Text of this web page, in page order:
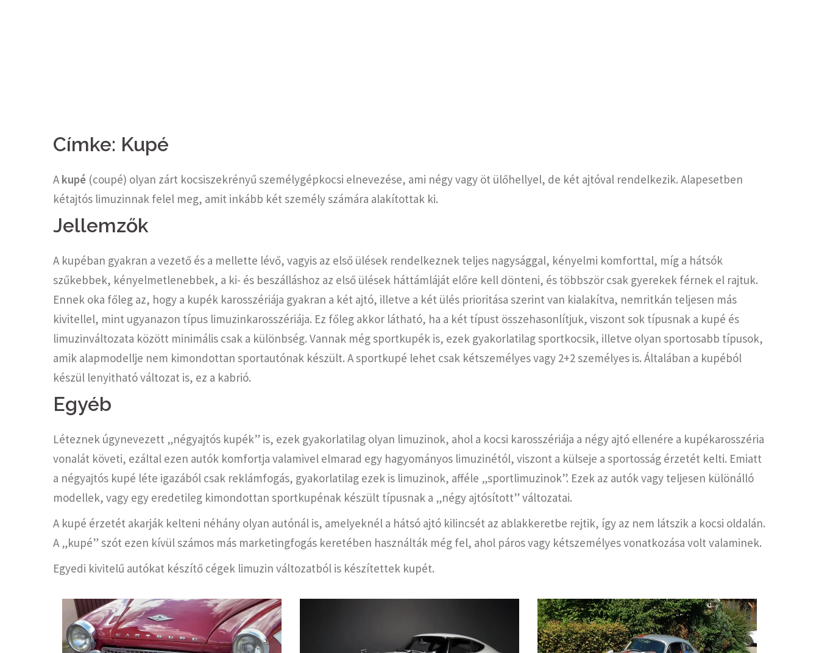
Címke: Kupé
A kupé (coupé) olyan zárt kocsiszekrényű személygépkocsi elnevezése, ami négy vagy öt ülőhellyel, de két ajtóval rendelkezik. Alapesetben
kétajtós limuzinnak felel meg, amit inkább két személy számára alakítottak ki.
Jellemzők
A kupéban gyakran a vezető és a mellette lévő, vagyis az első ülések rendelkeznek teljes nagysággal, kényelmi komforttal, míg a hátsók
szűkebbek, kényelmetlenebbek, a ki- és beszálláshoz az első ülések háttámláját előre kell dönteni, és többször csak gyerekek férnek el rajtuk.
Ennek oka főleg az, hogy a kupék karosszériája gyakran a két ajtó, illetve a két ülés prioritása szerint van kialakítva, nemritkán teljesen más
kivitellel, mint ugyanazon típus limuzinkarosszériája. Ez főleg akkor látható, ha a két típust összehasonlítjuk, viszont sok típusnak a kupé és
limuzinváltozata között minimális csak a különbség. Vannak még sportkupék is, ezek gyakorlatilag sportkocsik, illetve olyan sportosabb típusok,
amik alapmodellje nem kimondottan sportautónak készült. A sportkupé lehet csak kétszemélyes vagy 2+2 személyes is. Általában a kupéból
készül lenyitható változat is, ez a kabrió.
Egyéb
Léteznek úgynevezett „négyajtós kupék” is, ezek gyakorlatilag olyan limuzinok, ahol a kocsi karosszériája a négy ajtó ellenére a kupékarosszéria
vonalát követi, ezáltal ezen autók komfortja valamivel elmarad egy hagyományos limuzinétól, viszont a külseje a sportosság érzetét kelti. Emiatt
a négyajtós kupé léte igazából csak reklámfogás, gyakorlatilag ezek is limuzinok, afféle „sportlimuzinok”. Ezek az autók vagy teljesen különálló
modellek, vagy egy eredetileg kimondottan sportkupénak készült típusnak a „négy ajtósított” változatai.
A kupé érzetét akarják kelteni néhány olyan autónál is, amelyeknél a hátsó ajtó kilincsét az ablakkeretbe rejtik, így az nem látszik a kocsi oldalán.
A „kupé” szót ezen kívül számos más marketingfogás keretében használták még fel, ahol páros vagy kétszemélyes vonatkozása volt valaminek.
Egyedi kivitelű autókat készítő cégek limuzin változatból is készítettek kupét.